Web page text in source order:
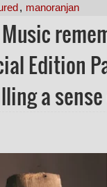
, manoranjan
Edition
a